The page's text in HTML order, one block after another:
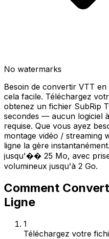
No watermarks
Besoin de convertir VTT
cela facile. Téléchargez
obtenez un fichier SubRip
secondes — aucun logiciel
requise. Que vous ayez
montage vidéo / streaming
ligne la gère
jusqu'�� 25 Mo, avec
volumineux jusqu'à 2 Go.
Comment
Ligne
1
Téléchargez votre